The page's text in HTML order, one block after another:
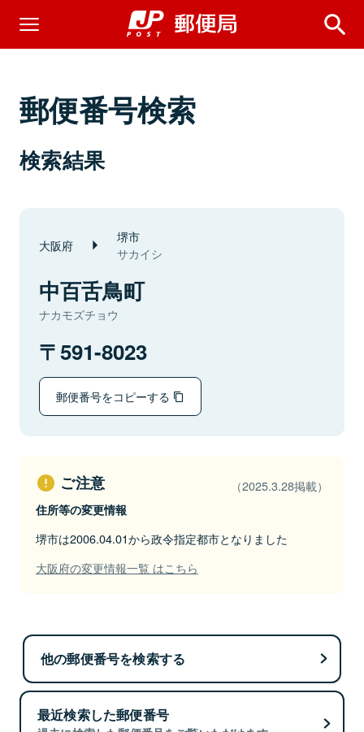
郵便番号検索
検索結果
大阪府 堺市
サカイシ
中百舌鳥町
ナカモズチョウ
591-8023
郵便番号をコピーする
ご注意 （2025.3.28掲載）
住所等の変更情報
堺市は2006.04.01から政令指定都市となりました
大阪府の変更情報一覧 はこちら
他の郵便番号を検索する
最近検索した郵便番号